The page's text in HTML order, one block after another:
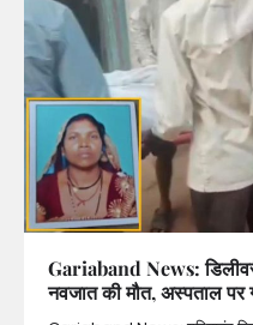
Gariaband News:
नवजात की मौत, अस्पताल पर